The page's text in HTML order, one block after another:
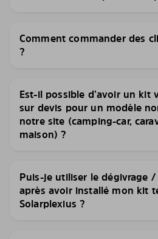
Comment commander des
?
Est-il possible d’avoir un kit
sur devis pour un modèle
notre site (camping-car,
maison) ?
Puis-je utiliser le dégivrage
après avoir installé mon kit
Solarplexius ?